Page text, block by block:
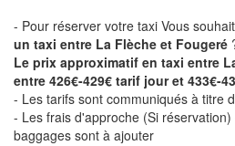
- Pour réserver votre taxi Vous
un taxi entre La Flèche et Fougeré
Le prix approximatif en taxi entre
entre 426€-429€ tarif jour et 433€-
- Les tarifs sont communiqués à titre
- Les frais d'approche (Si
baggages sont à ajouter